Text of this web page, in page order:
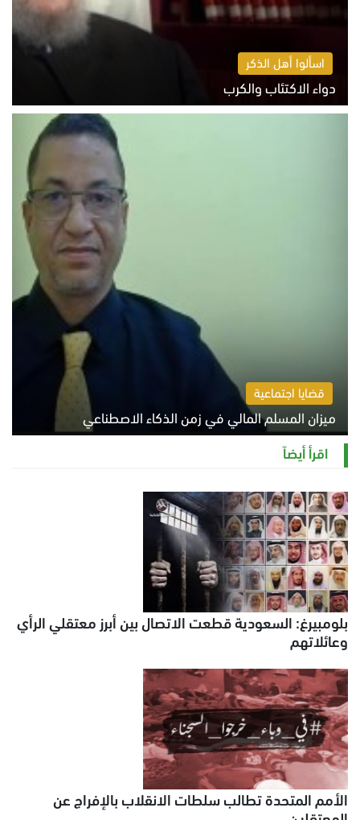
اسألوا أهل الذكر
دواء الاكتئاب والكرب
السبت 8 أغسطس 2026 10:54 ص
قضايا اجتماعية
ميزان المسلم المالي في زمن الذكاء الاصطناعي
السبت 8 أغسطس 2026 11:21 ص
اقرأ أيضاً
بلومبيرغ: السعودية قطعت الاتصال بين أبرز معتقلي الرأي
وعائلاتهم
الأمم المتحدة تطالب سلطات الانقلاب بالإفراج عن